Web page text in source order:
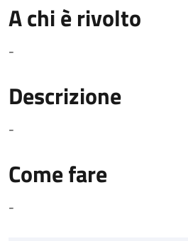
A chi è rivolto
-
Descrizione
-
Come fare
-